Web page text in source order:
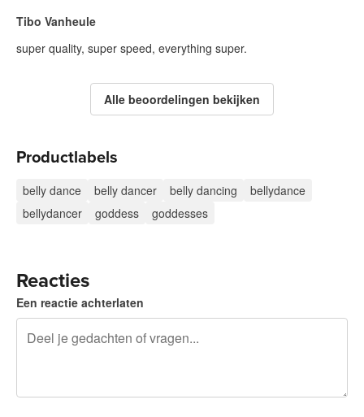
Tibo Vanheule
super quality, super speed, everything super.
Alle beoordelingen bekijken
Productlabels
belly dance belly dancer belly dancing
bellydance
bellydancer
goddess goddesses
Reacties
Een reactie achterlaten